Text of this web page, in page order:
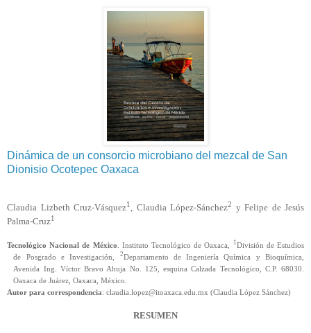
Dinámica de un consorcio microbiano del mezcal de San
Dionisio Ocotepec Oaxaca
Claudia Lizbeth Cruz-Vásquez1 , Claudia López-Sánchez2 y Felipe de Jesús
Palma-Cruz1
Tecnológico Nacional de México. Instituto Tecnológico de Oaxaca, 1División de Estudios
de Posgrado e Investigación, 2Departamento de Ingeniería Química y Bioquímica,
Avenida Ing. Víctor Bravo Ahuja No. 125, esquina Calzada Tecnológico, C.P. 68030.
Oaxaca de Juárez, Oaxaca, México.
Autor para correspondencia: claudia.lopez@itoaxaca.edu.mx (Claudia López Sánchez)
RESUMEN